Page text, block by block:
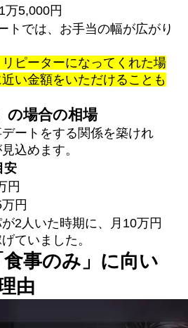
万5,000円
トでは、お手当の幅が広がり
ピーターになってくれた場
い金額をいただけることも
の場合の相場
ートをする関係を築けれ
込めます。
安
円
円
2人いた時期に、月10万円
ていました。
事のみ」に向い
由